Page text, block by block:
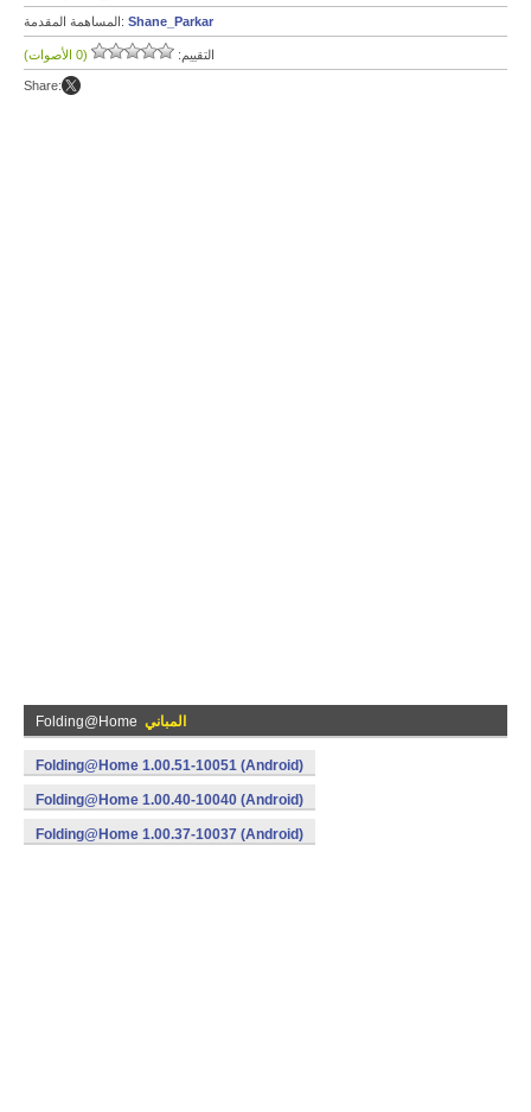
المساهمة المقدمة: Shane_Parkar
التقييم: (0 الأصوات)
Share:
Folding@Home المباني
Folding@Home 1.00.51-10051 (Android)
Folding@Home 1.00.40-10040 (Android)
Folding@Home 1.00.37-10037 (Android)